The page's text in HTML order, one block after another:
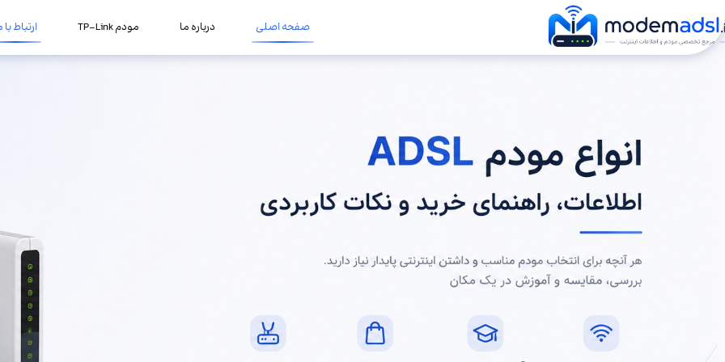
صفحه اصلی درباره ما مودم TP-Link ارتباط با